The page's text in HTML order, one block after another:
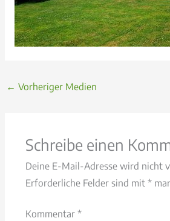
← Vorheriger Medien
Schreibe einen
Deine E-Mail-Adresse wird nicht
Erforderliche Felder sind mit *
Kommentar *